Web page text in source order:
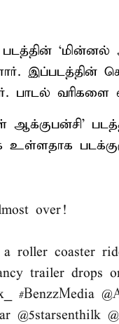
படத்தின் ‘மின்னல்
இப்படத்தின்
பாடல் வரிகளை
ஆக்​குபன்​சி’
உள்ளதாக
over!
roller coaster
trailer drops
#BenzzMedia
@5starsenthilk